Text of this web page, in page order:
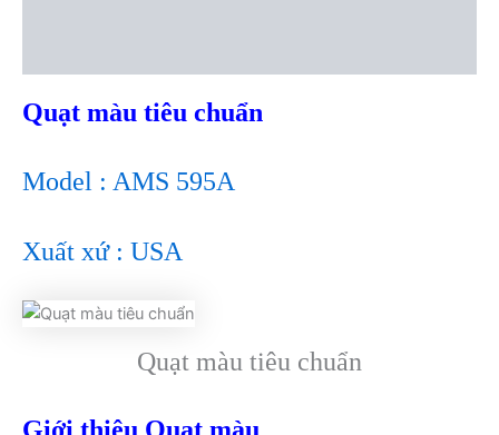
Quạt màu tiêu chuẩn
Model : AMS 595A
Xuất xứ : USA
Quạt màu tiêu chuẩn
Giới thiệu Quạt màu